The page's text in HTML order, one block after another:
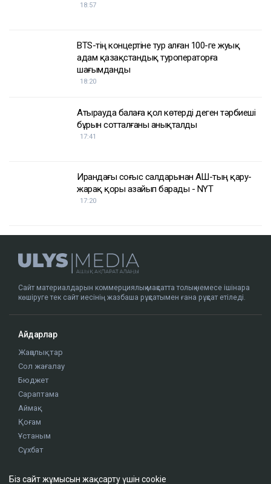
18:57
BTS-тің концертіне тур алған 100-ге жуық
адам қазақстандық туроператорға
шағымданды
18:20
Атырауда балаға қол көтерді деген тәрбиеші
бұрын сотталғаны анықталды
17:41
Ирандағы соғыс салдарынан АҚШ-тың қару-
жарақ қоры азайып барады - NYT
17:20
Сайт материалдарын коммерциялық мақсатта толық немесе ішінара
көшіруге тек сайт иесінің жазбаша рұқсатымен ғана рұқсат етіледі.
Айдарлар
Жаңалықтар
Сол жағалау
Бюджет
Сараптама
Аймақ
Қоғам
Ұстаным
Сұхбат
Біз сайт жұмысын жақсарту үшін cookie